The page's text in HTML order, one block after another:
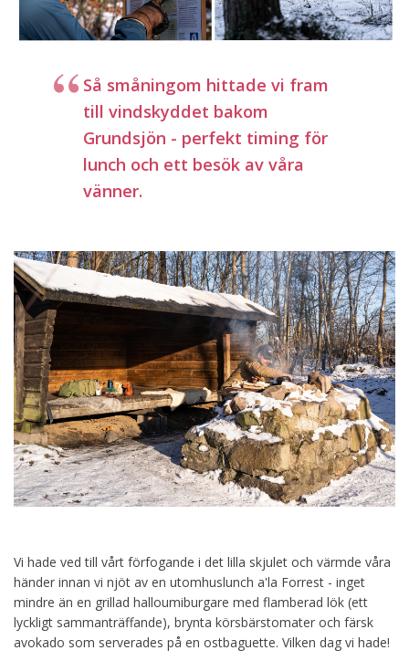
Så småningom hittade vi fram
till vindskyddet bakom
Grundsjön - perfekt timing för
lunch och ett besök av våra
vänner.
Vi hade ved till vårt förfogande i det lilla skjulet och värmde våra
händer innan vi njöt av en utomhuslunch a'la Forrest - inget
mindre än en grillad halloumiburgare med flamberad lök (ett
lyckligt sammanträffande), brynta körsbärstomater och färsk
avokado som serverades på en ostbaguette. Vilken dag vi hade!